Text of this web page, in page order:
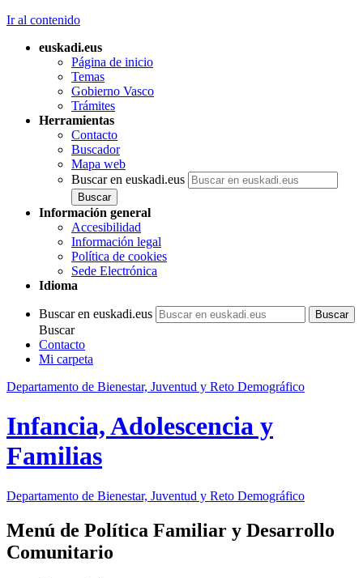
Ir al contenido
euskadi.eus
Página de inicio
Temas
Gobierno Vasco
Trámites
Herramientas
Contacto
Buscador
Mapa web
Buscar en euskadi.eus
Información general
Accesibilidad
Información legal
Política de cookies
Sede Electrónica
Idioma
Buscar en euskadi.eus
Buscar
Contacto
Mi carpeta
Departamento de Bienestar, Juventud y Reto Demográfico
Infancia, Adolescencia y
Familias
Departamento de Bienestar, Juventud y Reto Demográfico
Menú de Política Familiar y Desarrollo
Comunitario